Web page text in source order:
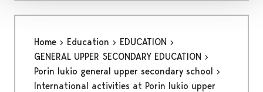
Home Education
EDUCATION
GENERAL UPPER SECONDARY EDUCATION
Porin lukio general upper secondary school
International activities at Porin lukio upper